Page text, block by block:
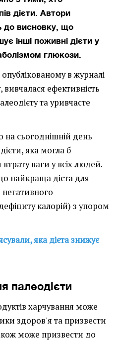
дієти. Автори
до висновку, що
інші поживні дієти у
глюкози.
в журналі
вивчалася ефективність
та уривчасте
сьогоднішній день
яка могла б
ваги у всіх людей.
найкраща дієта для
негативного
калорій) з упором
яка дієта знижує
палеодієти
харчування може
здоров'я та призвести
може призвести до